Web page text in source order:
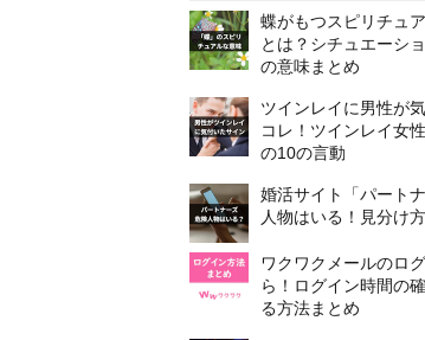
蝶がもつスピリチュ
とは？シチュエーシ
の意味まとめ
ツインレイに男性が
コレ！ツインレイ女
の10の言動
婚活サイト「パート
人物はいる！見分け
ワクワクメールのロ
ら！ログイン時間の
る方法まとめ